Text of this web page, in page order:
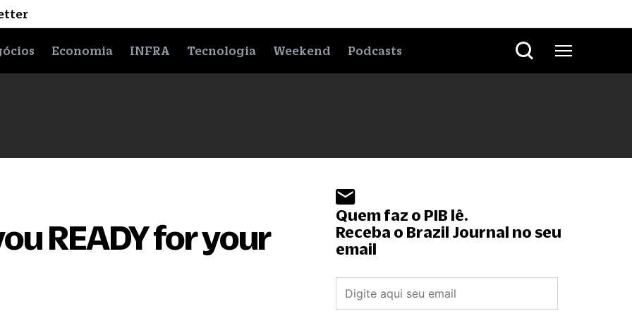
Economia INFRA Tecnologia Weekend Podcasts
READY for your
Quem faz o PIB lê.
Receba o Brazil Journal no seu
email